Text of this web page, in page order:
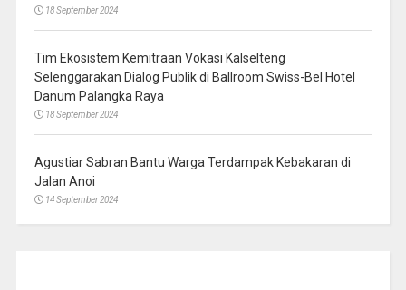
18 September 2024
Tim Ekosistem Kemitraan Vokasi Kalselteng
Selenggarakan Dialog Publik di Ballroom Swiss-Bel Hotel
Danum Palangka Raya
18 September 2024
Agustiar Sabran Bantu Warga Terdampak Kebakaran di
Jalan Anoi
14 September 2024